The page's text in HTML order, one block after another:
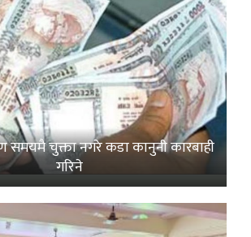
चुक्ता नगरे कडा कानुनी कारबाही
गरिने